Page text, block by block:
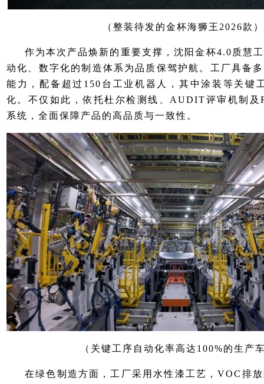
（整装待发的金杯海狮王2026款）
作为本次产品焕新的重要支撑，沈阳金杯4.0质慧
动化、数字化的制造体系为品质保驾护航。工厂具备
能力，配备超过150台工业机器人，其中涂装等关键
化。不仅如此，依托杜尔检测线、AUDIT评审机制及
系统，全面保障产品的高品质与一致性。
（关键工序自动化率高达100%的生产
在绿色制造方面，工厂采用水性漆工艺，VOC排放